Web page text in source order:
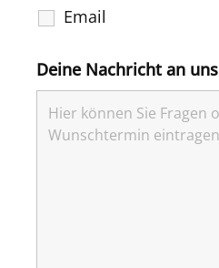
Email
Deine Nachricht an uns